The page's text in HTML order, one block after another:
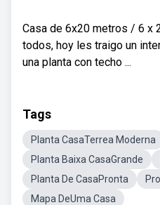
Casa de 6x20 metros / 6 x
todos, hoy les traigo un
una planta con techo ...
Tags
Planta CasaTerrea Moderna
Planta Baixa CasaGrande
Planta De CasaPronta
Mapa DeUma Casa